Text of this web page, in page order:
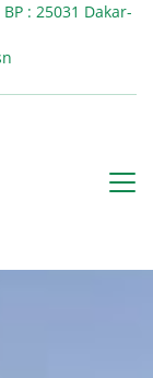
BP : 25031 Dakar-